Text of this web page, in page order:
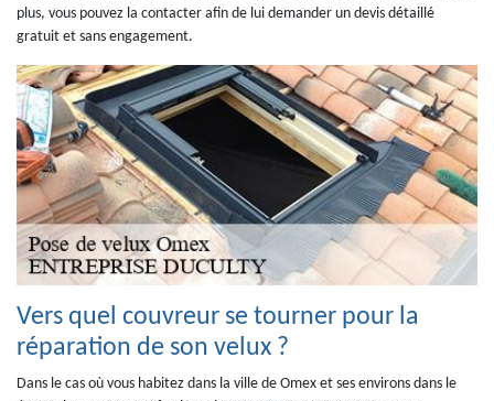
plus, vous pouvez la contacter afin de lui demander un devis détaillé
gratuit et sans engagement.
Vers quel couvreur se tourner pour la
réparation de son velux ?
Dans le cas où vous habitez dans la ville de Omex et ses environs dans le